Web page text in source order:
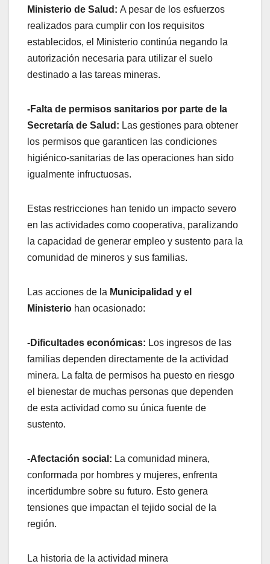
Ministerio de Salud: A pesar de los esfuerzos
realizados para cumplir con los requisitos
establecidos, el Ministerio continúa negando la
autorización necesaria para utilizar el suelo
destinado a las tareas mineras.
-Falta de permisos sanitarios por parte de la
Secretaría de Salud: Las gestiones para obtener
los permisos que garanticen las condiciones
higiénico-sanitarias de las operaciones han sido
igualmente infructuosas.
Estas restricciones han tenido un impacto severo
en las actividades como cooperativa, paralizando
la capacidad de generar empleo y sustento para la
comunidad de mineros y sus familias.
Las acciones de la Municipalidad y el
Ministerio han ocasionado:
-Dificultades económicas: Los ingresos de las
familias dependen directamente de la actividad
minera. La falta de permisos ha puesto en riesgo
el bienestar de muchas personas que dependen
de esta actividad como su única fuente de
sustento.
-Afectación social: La comunidad minera,
conformada por hombres y mujeres, enfrenta
incertidumbre sobre su futuro. Esto genera
tensiones que impactan el tejido social de la
región.
La historia de la actividad minera